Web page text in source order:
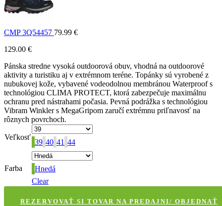
CMP 3Q54457 79.99 €
129.00 €
Pánska stredne vysoká outdoorová obuv, vhodná na outdoorové
aktivity a turistiku aj v extrémnom teréne. Topánky sú vyrobené z
nubukovej kože, vybavené vodeodolnou membránou Waterproof s
technológiou CLIMA PROTECT, ktorá zabezpečuje maximálnu
ochranu pred nástrahami počasia. Pevná podrážka s technológiou
Vibram Winkler s MegaGripom zaručí extrémnu priľnavosť na
rôznych povrchoch.
Veľkosť
39 40 41 44
Farba
Hnedá
Clear
REZERVOVAŤ SI TOVAR NA PREDAJNI/ OBJEDNAŤ